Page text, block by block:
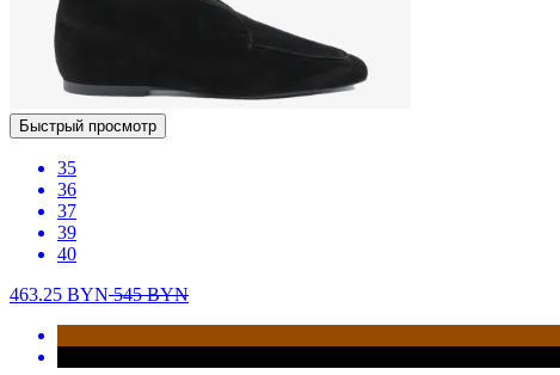
Быстрый просмотр
35
36
37
39
40
463.25 BYN545BYN